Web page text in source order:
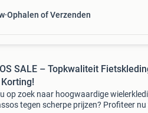
Ophalen of Verzenden
SALE – Topkwaliteit
Korting!
op zoek naar hoogwaardige
tegen scherpe prijzen? Profiteer nu